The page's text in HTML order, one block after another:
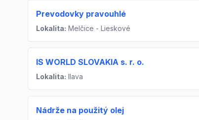
Prevodovky pravouhlé
Lokalita: Melčice - Lieskové
IS WORLD SLOVAKIA s. r. o.
Lokalita: Ilava
Nádrže na použitý olej